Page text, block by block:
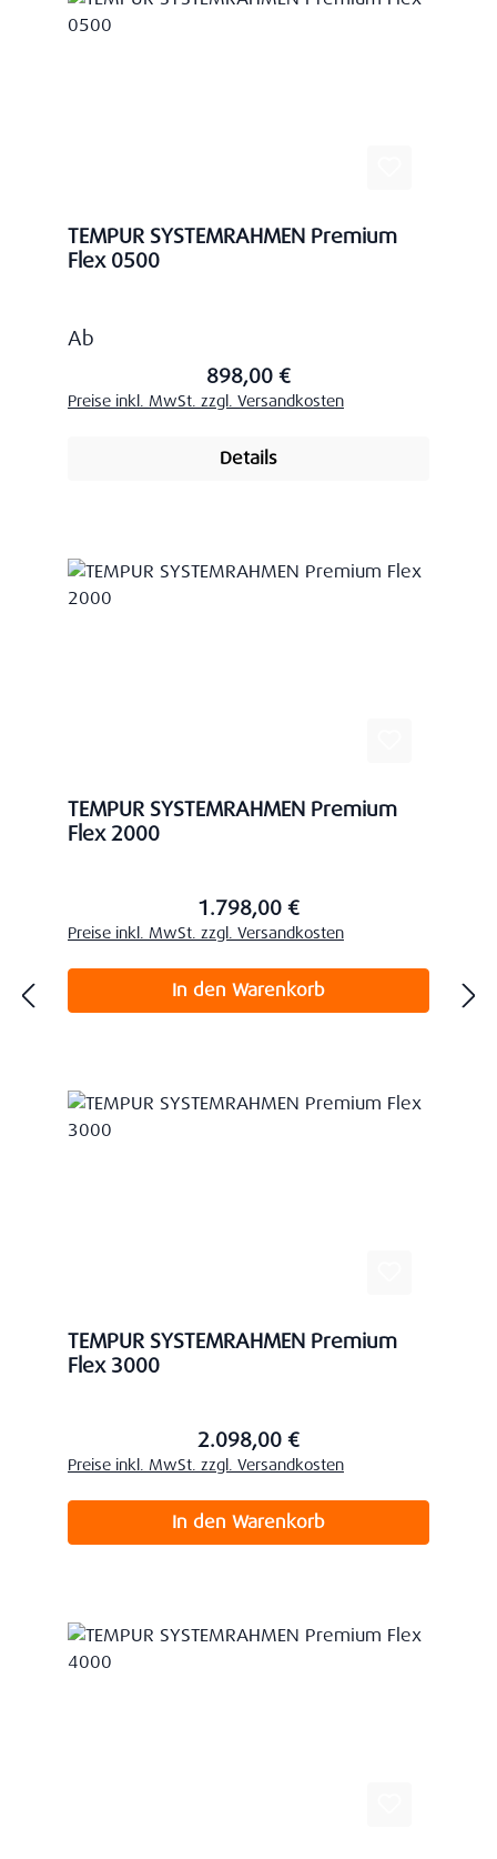
TEMPUR SYSTEMRAHMEN Premium
Flex 0500
Regulärer Preis:
Ab
898,00 €
Preise inkl. MwSt. zzgl. Versandkosten
Details
TEMPUR SYSTEMRAHMEN Premium
Flex 2000
Regulärer Preis:1.798,00 €
Preise inkl. MwSt. zzgl. Versandkosten
In den Warenkorb
TEMPUR SYSTEMRAHMEN Premium
Flex 3000
Regulärer Preis:2.098,00 €
Preise inkl. MwSt. zzgl. Versandkosten
In den Warenkorb